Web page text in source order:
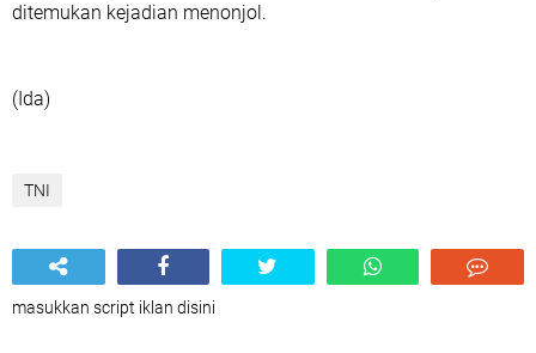
ditemukan kejadian menonjol.
(Ida)
TNI
masukkan script iklan disini